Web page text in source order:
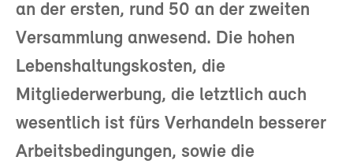
an der ersten, rund 50 an der zweiten
Versammlung anwesend. Die hohen
Lebenshaltungskosten, die
Mitgliederwerbung, die letztlich auch
wesentlich ist fürs Verhandeln besserer
Arbeitsbedingungen, sowie die